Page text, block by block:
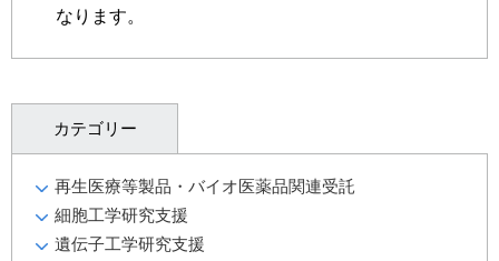
リアルタイムPCR実験ガイド
NGSポータルサイト
幹細胞・再生医療研究ガイド
クローニング実験ガイド
なります。
カテゴリー
再生医療等製品・バイオ医薬品関連受託
細胞工学研究支援
遺伝子工学研究支援